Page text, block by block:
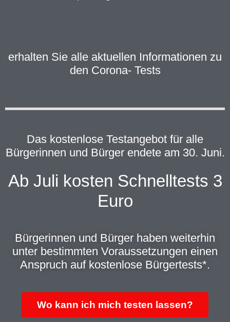
erhalten Sie alle aktuellen Informationen zu
den Corona- Tests
Das kostenlose Testangebot für alle
Bürgerinnen und Bürger endete am 30. Juni.
Ab Juli kosten Schnelltests 3
Euro
Bürgerinnen und Bürger haben weiterhin
unter bestimmten Voraussetzungen einen
Anspruch auf kostenlose Bürgertests*.
Wo kann ich mich testen lassen?